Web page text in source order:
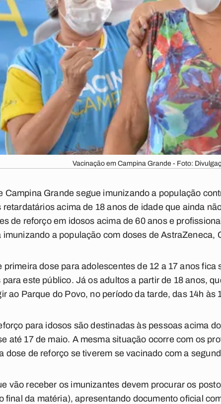
Vacinação em Campina Grande - Foto:
Campina Grande segue imunizando a população
retardatários acima de 18 anos de idade que ainda
de reforço em idosos acima de 60 anos e
imunizando a população com doses de AstraZeneca,
primeira dose para adolescentes de 12 a 17 anos
este público. Já os adultos a partir de 18 anos,
ao Parque do Povo, no período da tarde, das 14h
para idosos são destinadas às pessoas acima
até 17 de maio. A mesma situação ocorre com os
dose de reforço se tiverem se vacinado com a
vão receber os imunizantes devem procurar os
final da matéria), apresentando documento oficial